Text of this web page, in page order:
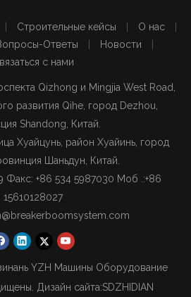
Строительные кейсы О нас
Ответы Новости
с нами
Qizhong и Mingjia West Road,
развития Qihe, город Dezhou,
Shandong, Китай.
Хуайцунь, район Хуайинь, город
Шаньдун, Китай.
Факс: +86 534 5987030 Моб .:+86
15610128027
YZH Машины Оборудование
Дизайн сайта:SDZHIDIAN